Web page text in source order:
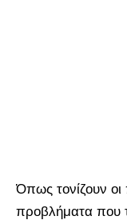
Όπως τονίζουν
προβλήματα που